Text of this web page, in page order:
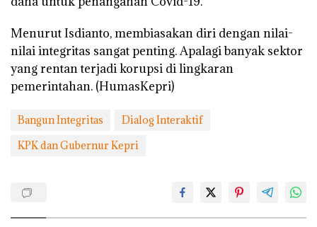
Menurut Isdianto, membiasakan diri dengan nilai-
nilai integritas sangat penting. Apalagi banyak sektor
yang rentan terjadi korupsi di lingkaran
pemerintahan. (HumasKepri)
Bangun Integritas
Dialog Interaktif
KPK dan Gubernur Kepri